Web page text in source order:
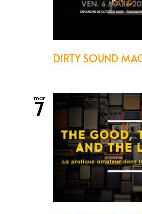
DIRTY SOUND
mar
7